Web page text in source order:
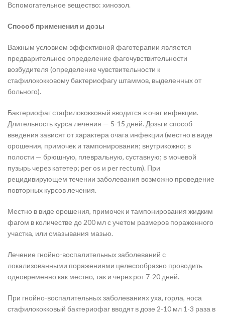
Вспомогательное вещество: хинозол.
Способ применения и дозы
Важным условием эффективной фаготерапии является
предварительное определение фагочувствительности
возбудителя (определение чувствительности к
стафилококковому бактериофагу штаммов, выделенных от
больного).
Бактериофаг стафилококковый вводится в очаг инфекции.
Длительность курса лечения — 5-15 дней. Дозы и способ
введения зависят от характера очага инфекции (местно в виде
орошения, примочек и тампонирования; внутрикожно; в
полости — брюшную, плевральную, суставную; в мочевой
пузырь через катетер; per os и per rectum). При
рецидивирующем течении заболевания возможно проведение
повторных курсов лечения.
Местно в виде орошения, примочек и тампонирования жидким
фагом в количестве до 200 мл с учетом размеров пораженного
участка, или смазывания мазью.
Лечение гнойно-воспалительных заболеваний с
локализованными поражениями целесообразно проводить
одновременно как местно, так и через рот 7-20 дней.
При гнойно-воспалительных заболеваниях уха, горла, носа
стафилококковый бактериофаг вводят в дозе 2-10 мл 1-3 раза в